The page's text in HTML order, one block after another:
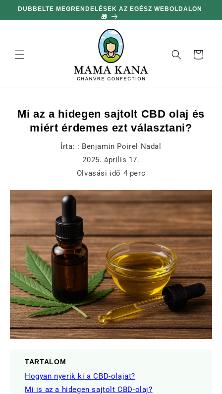
hagyni és
DUBBELTE MEGRENDELÉSEK AZ EGÉSZ WEBOLDALON
🎁
Kosár
Mi az a hidegen sajtolt CBD olaj és
miért érdemes ezt választani?
Írta: : Benjamin Poirel Nadal
2025. április 17.
Olvasási idő 4 perc
TARTALOM
Hogyan nyerik ki a CBD-olajat?
Mi is az a hidegen sajtolt CBD-olaj?